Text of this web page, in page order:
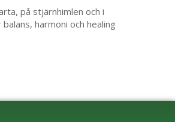
på stjärnhimlen och i
harmoni och healing